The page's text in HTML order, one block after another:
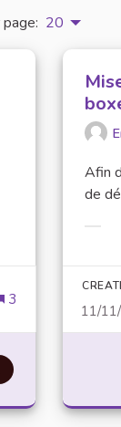
20
D3E
3
INAUGURER UN
Afin
de
11/